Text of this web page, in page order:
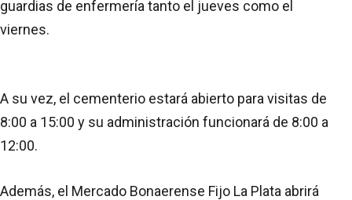
guardias de enfermería tanto el jueves como el
viernes.
A su vez, el cementerio estará abierto para visitas de
8:00 a 15:00 y su administración funcionará de 8:00 a
12:00.
Además, el Mercado Bonaerense Fijo La Plata abrirá